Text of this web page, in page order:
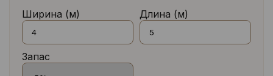
Ширина (м) Длина (м)
Запас